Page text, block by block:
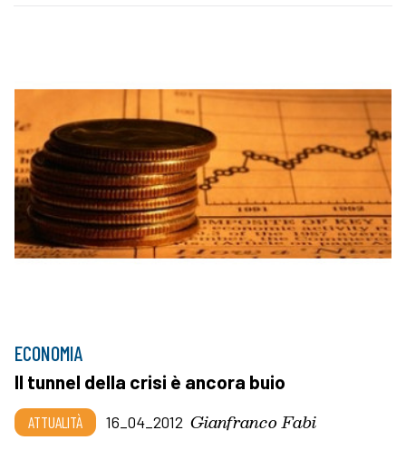
ECONOMIA
Il tunnel della crisi è ancora buio
ATTUALITÀ 16_04_2012 Gianfranco Fabi